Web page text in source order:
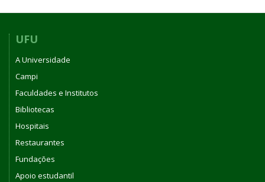
UFU
A Universidade
Campi
Faculdades e Institutos
Bibliotecas
Hospitais
Restaurantes
Fundações
Apoio estudantil